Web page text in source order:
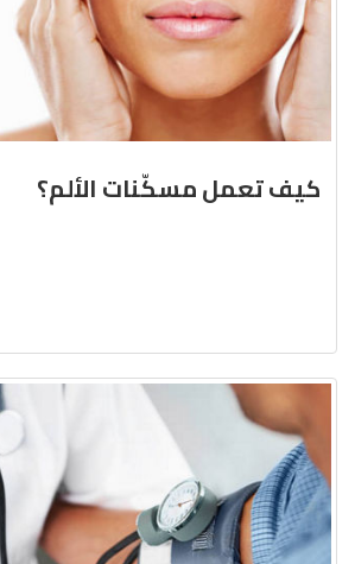
كيف تعمل مسكّنات الألم؟